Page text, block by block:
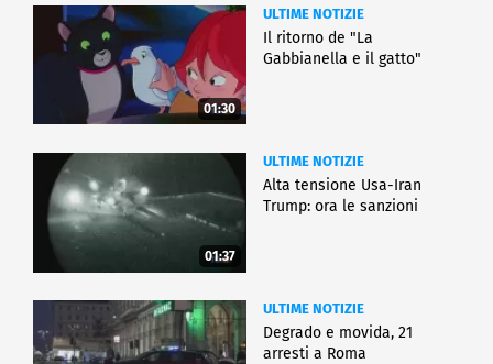
01:30
ULTIME NOTIZIE
Il ritorno de "La
Gabbianella e il gatto"
01:37
ULTIME NOTIZIE
Alta tensione Usa-Iran
Trump: ora le sanzioni
ULTIME NOTIZIE
Degrado e movida, 21
arresti a Roma